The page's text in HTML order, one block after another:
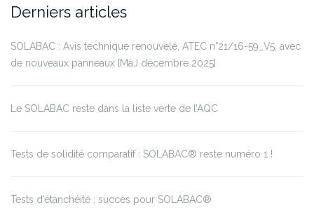
Derniers articles
SOLABAC : Avis technique renouvelé, ATEC n°21/16-59_V5, avec
de nouveaux panneaux [MàJ décembre 2025]
Le SOLABAC reste dans la liste verte de l’AQC
Tests de solidité comparatif : SOLABAC® reste numéro 1 !
Tests d’étanchéité : succès pour SOLABAC®